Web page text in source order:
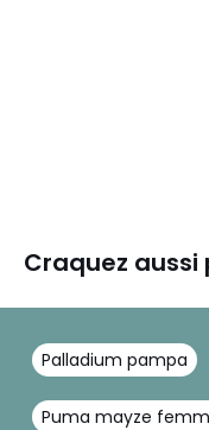
Craquez aussi
Palladium pampa
Puma mayze